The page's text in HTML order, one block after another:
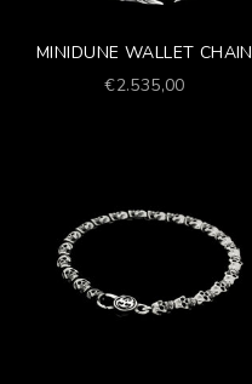
MINIDUNE WALLET CHAIN
Prezzo scontato
€2.535,00